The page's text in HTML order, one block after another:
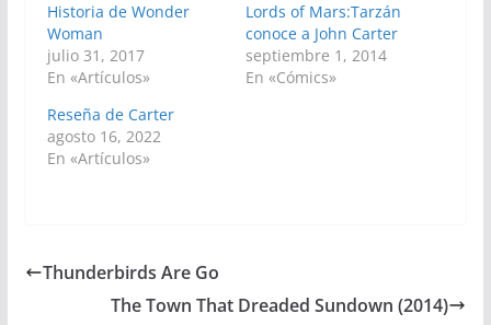
Historia de Wonder
Woman
julio 31, 2017
En «Artículos»
Lords of Mars:Tarzán
conoce a John Carter
septiembre 1, 2014
En «Cómics»
Reseña de Carter
agosto 16, 2022
En «Artículos»
Thunderbirds Are Go
The Town That Dreaded Sundown (2014)